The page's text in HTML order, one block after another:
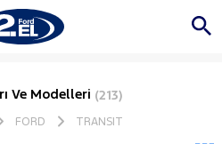
Ve Modelleri (213)
FORD TRANSIT